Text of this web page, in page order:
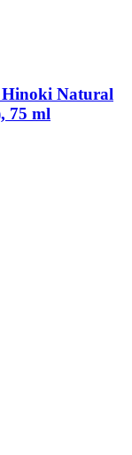
Natural
75 ml